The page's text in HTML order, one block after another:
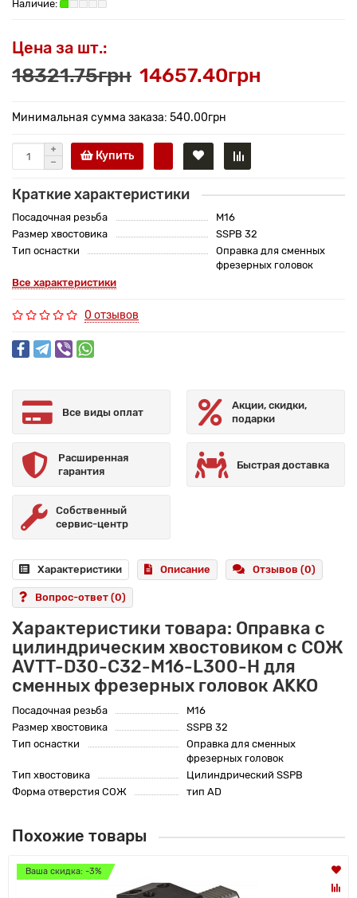
Цена за шт.:
18321.75грн 14657.40грн
Минимальная сумма заказа: 540.00грн
Купить
Краткие характеристики
Посадочная резьба
M16
Размер хвостовика
SSPB 32
Тип оснастки
Оправка для сменных
фрезерных головок
Все характеристики
0 отзывов
Все виды оплат
Акции, скидки,
подарки
Расширенная
гарантия
Быстрая доставка
Собственный
сервис-центр
Характеристики Описание Отзывов (0)
Вопрос-ответ (0)
Характеристики товара: Оправка с
цилиндрическим хвостовиком с СОЖ
AVTT-D30-C32-M16-L300-H для
сменных фрезерных головок AKKO
Посадочная резьба
M16
Размер хвостовика
SSPB 32
Тип оснастки
Оправка для сменных
фрезерных головок
Тип хвостовика
Цилиндрический SSPB
Форма отверстия СОЖ
тип AD
Похожие товары
Ваша скидка: -3%